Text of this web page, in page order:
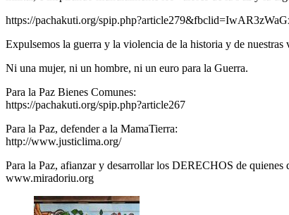
https://pachakuti.org/
Expulsemos la guerra y la violencia de la historia y de nuestras
Ni una mujer, ni un hombre, ni un euro para la Guerra.
Para la Paz Bienes Comunes:
https://pachakuti.org/spip.php?article267
Para la Paz, defender a la MamaTierra:
http://www.justiclima.org/
Para la Paz, afianzar y desarrollar los DERECHOS de quienes
www.miradoriu.org